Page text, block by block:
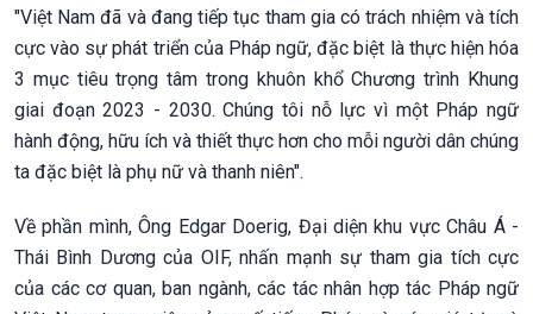
"Việt Nam đã và đang tiếp tục tham gia có trách nhiệm và tích
cực vào sự phát triển của Pháp ngữ, đặc biệt là thực hiện hóa
3 mục tiêu trọng tâm trong khuôn khổ Chương trình Khung
giai đoạn 2023 - 2030. Chúng tôi nỗ lực vì một Pháp ngữ
hành động, hữu ích và thiết thực hơn cho mỗi người dân chúng
ta đặc biệt là phụ nữ và thanh niên".
Về phần mình, Ông Edgar Doerig, Đại diện khu vực Châu Á -
Thái Bình Dương của OIF, nhấn mạnh sự tham gia tích cực
của các cơ quan, ban ngành, các tác nhân hợp tác Pháp ngữ